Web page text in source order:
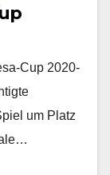
Cup 2020-
um Platz